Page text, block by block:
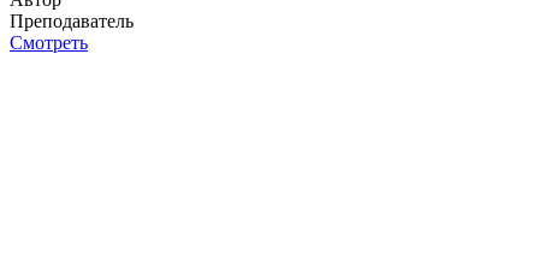
Преподаватель
Смотреть